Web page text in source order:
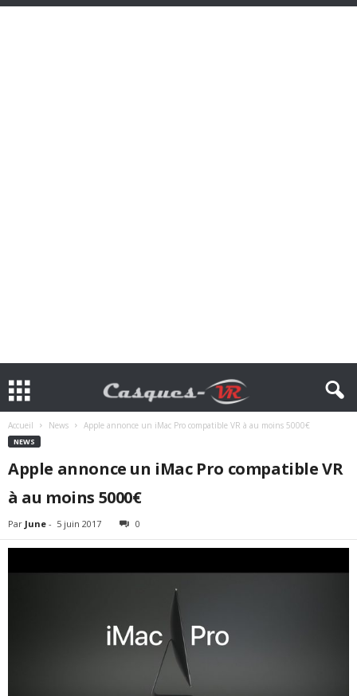
Accueil News Apple annonce un iMac Pro compatible VR à au moins 5000€
NEWS
Apple annonce un iMac Pro compatible VR
à au moins 5000€
Par June - 5 juin 2017 0